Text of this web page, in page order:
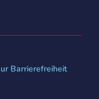
Barrierefreiheit